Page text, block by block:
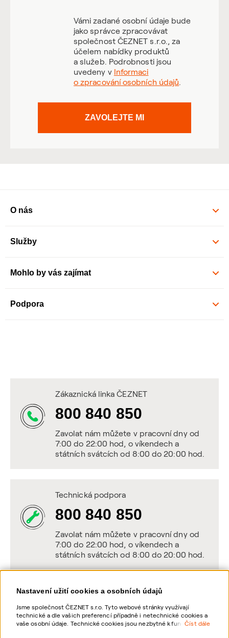
Nastavení užití cookies a osobních údajů
Jsme společnost ČEZNET s.r.o. Tyto webové stránky využívají
technické a dle vašich preferencí případně i netechnické cookies a
vaše osobní údaje. Technické cookies jsou nezbytné k fungování
Číst dále
Vámi zadané osobní údaje bude
jako správce zpracovávat
společnost ČEZNET s.r.o., za
účelem nabídky produktů
a služeb. Podrobnosti jsou
uvedeny v Informaci
o zpracování osobních údajů.
ZAVOLEJTE MI
O nás
Služby
Mohlo by vás zajímat
Podpora
Zákaznická linka ČEZNET
800 840 850
Zavolat nám můžete v pracovní dny od
7:00 do 22:00 hod, o víkendech a
státních svátcích od 8:00 do 20:00 hod.
Technická podpora
800 840 850
Zavolat nám můžete v pracovní dny od
7:00 do 22:00 hod, o víkendech a
státních svátcích od 8:00 do 20:00 hod.
Napište nám
POSLAT VZKAZ